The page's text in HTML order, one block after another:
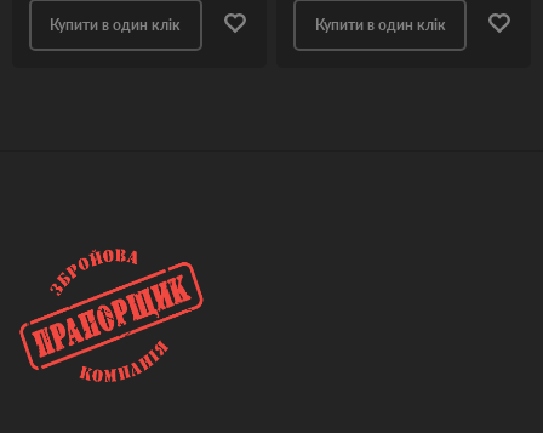
Купити в один клік Купити в один клік